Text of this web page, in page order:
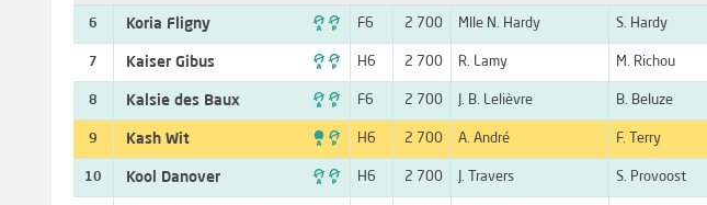
6 Koria Fligny  F6 2 700 Mlle N. Hardy S. Hardy
7 Kaiser Gibus  H6 2 700 R. Lamy M. Richou
8 Kalsie des Baux  F6 2 700 J. B. Lelièvre B. Beluze
9 Kash Wit  H6 2 700 A. André F. Terry
10 Kool Danover  H6 2 700 J. Travers S. Provoost